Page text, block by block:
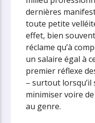
dernières
toute petite
effet, bien
réclame qu’à
un salaire égal à
premier réflexe
– surtout lorsqu’il
minimiser voire
au genre.